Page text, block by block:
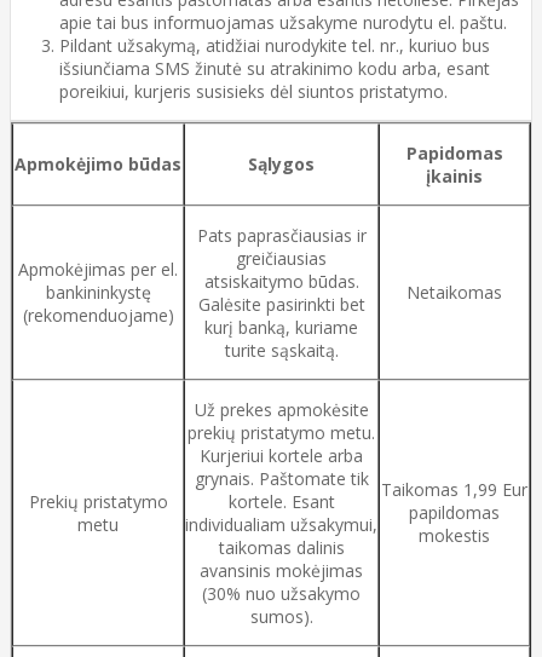
apie tai bus informuojamas užsakyme nurodytu el. paštu.
Pildant užsakymą, atidžiai nurodykite tel. nr., kuriuo bus
išsiunčiama SMS žinutė su atrakinimo kodu arba, esant
poreikiui, kurjeris susisieks dėl siuntos pristatymo.
Apmokėjimo būdas Sąlygos
Papidomas
įkainis
Apmokėjimas per el.
bankininkystę
(rekomenduojame)
Pats paprasčiausias ir
greičiausias
atsiskaitymo būdas.
Galėsite pasirinkti bet
kurį banką, kuriame
turite sąskaitą.
Netaikomas
Prekių pristatymo
metu
Už prekes apmokėsite
prekių pristatymo metu.
Kurjeriui kortele arba
grynais. Paštomate tik
kortele. Esant
individualiam užsakymui,
taikomas dalinis
avansinis mokėjimas
(30% nuo užsakymo
sumos).
Taikomas 1,99 Eur
papildomas
mokestis